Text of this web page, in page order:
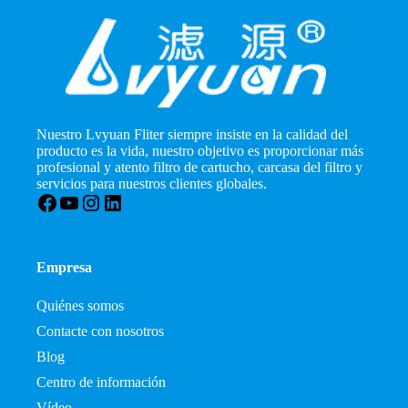
Nuestro Lvyuan Fliter siempre insiste en la calidad del
producto es la vida, nuestro objetivo es proporcionar más
profesional y atento filtro de cartucho, carcasa del filtro y
servicios para nuestros clientes globales.
Facebook
YouTube
Instagram
LinkedIn
Empresa
Quiénes somos
Contacte con nosotros
Blog
Centro de información